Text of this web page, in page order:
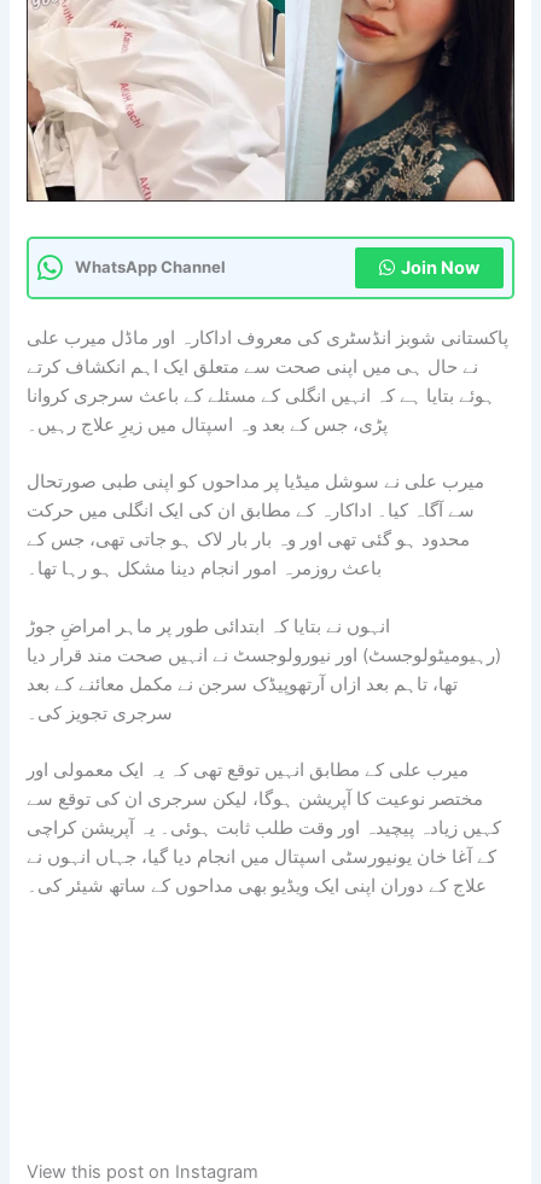
WhatsApp Channel Join Now
پاکستانی شوبز انڈسٹری کی معروف اداکارہ اور ماڈل میرب علی
نے حال ہی میں اپنی صحت سے متعلق ایک اہم انکشاف کرتے
ہوئے بتایا ہے کہ انہیں انگلی کے مسئلے کے باعث سرجری کروانا
پڑی، جس کے بعد وہ اسپتال میں زیرِ علاج رہیں۔
میرب علی نے سوشل میڈیا پر مداحوں کو اپنی طبی صورتحال
سے آگاہ کیا۔ اداکارہ کے مطابق ان کی ایک انگلی میں حرکت
محدود ہو گئی تھی اور وہ بار بار لاک ہو جاتی تھی، جس کے
باعث روزمرہ امور انجام دینا مشکل ہو رہا تھا۔
انہوں نے بتایا کہ ابتدائی طور پر ماہر امراضِ جوڑ
(رہیومیٹولوجسٹ) اور نیورولوجسٹ نے انہیں صحت مند قرار دیا
تھا، تاہم بعد ازاں آرتھوپیڈک سرجن نے مکمل معائنے کے بعد
سرجری تجویز کی۔
میرب علی کے مطابق انہیں توقع تھی کہ یہ ایک معمولی اور
مختصر نوعیت کا آپریشن ہوگا، لیکن سرجری ان کی توقع سے
کہیں زیادہ پیچیدہ اور وقت طلب ثابت ہوئی۔ یہ آپریشن کراچی
کے آغا خان یونیورسٹی اسپتال میں انجام دیا گیا، جہاں انہوں نے
علاج کے دوران اپنی ایک ویڈیو بھی مداحوں کے ساتھ شیئر کی۔
View this post on Instagram